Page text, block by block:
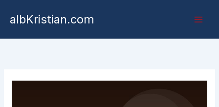
albKristian.com